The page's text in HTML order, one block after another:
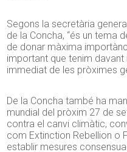
Segons la secretària
de la Concha, “és un tema
de donar màxima
important que tenim
immediat de les pròximes
De la Concha també ha
mundial del pròxim 27 de
contra el canvi climàtic,
com Extinction Rebellion o
establir mesures